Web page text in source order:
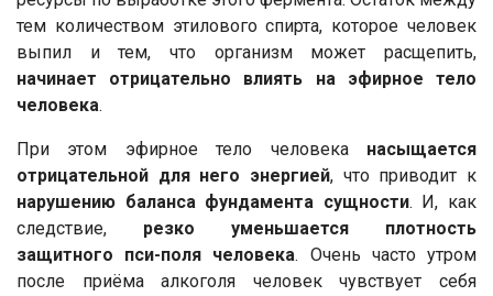
тем количеством этилового спирта, которое человек
выпил и тем, что организм может расщепить,
начинает отрицательно влиять на эфирное тело
человека.
При этом эфирное тело человека насыщается
отрицательной для него энергией, что приводит к
нарушению баланса фундамента сущности. И, как
следствие, резко уменьшается плотность
защитного пси-поля человека. Очень часто утром
после приёма алкоголя человек чувствует себя